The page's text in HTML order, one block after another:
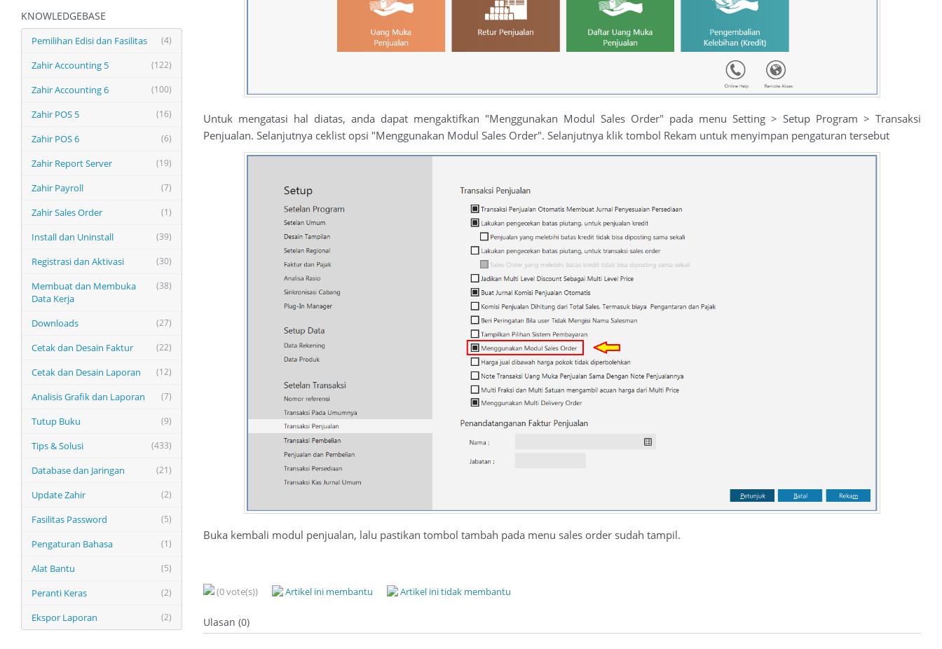
KNOWLEDGEBASE
(4)
Pemilihan Edisi dan Fasilitas
(122)
Zahir Accounting 5
(100)
Zahir Accounting 6
(16)
Zahir POS 5
(6)
Zahir POS 6
(19)
Zahir Report Server
(7)
Zahir Payroll
(1)
Zahir Sales Order
(39)
Install dan Uninstall
(30)
Registrasi dan Aktivasi
(38)
Membuat dan Membuka
Data Kerja
(27)
Downloads
(22)
Cetak dan Desain Faktur
(12)
Cetak dan Desain Laporan
(7)
Analisis Grafik dan Laporan
(9)
Tutup Buku
(433)
Tips & Solusi
(21)
Database dan Jaringan
(2)
Update Zahir
(5)
Fasilitas Password
(1)
Pengaturan Bahasa
(5)
Alat Bantu
(2)
Peranti Keras
(2)
Ekspor Laporan
Untuk mengatasi hal diatas, anda dapat mengaktifkan "Menggunakan Modul Sales Order" pada menu Setting > Setup Program > Transaksi
Penjualan. Selanjutnya ceklist opsi "Menggunakan Modul Sales Order". Selanjutnya klik tombol Rekam untuk menyimpan pengaturan tersebut
Buka kembali modul penjualan, lalu pastikan tombol tambah pada menu sales order sudah tampil.
(0 vote(s)) Artikel ini membantu Artikel ini tidak membantu
Ulasan (0)